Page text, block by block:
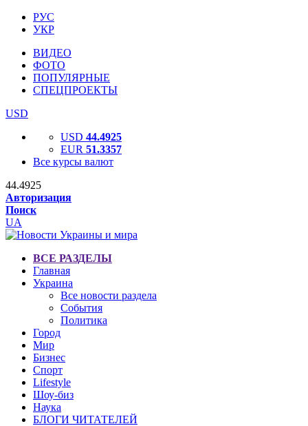
РУС
УКР
ВИДЕО
ФОТО
ПОПУЛЯРНЫЕ
СПЕЦПРОЕКТЫ
USD
USD 44.4925
EUR 51.3357
Все курсы валют
44.4925
Авторизация
Поиск
UA
ВСЕ РАЗДЕЛЫ
Главная
Украина
Все новости раздела
События
Политика
Город
Мир
Бизнес
Спорт
Lifestyle
Шоу-биз
Наука
БЛОГИ ЧИТАТЕЛЕЙ